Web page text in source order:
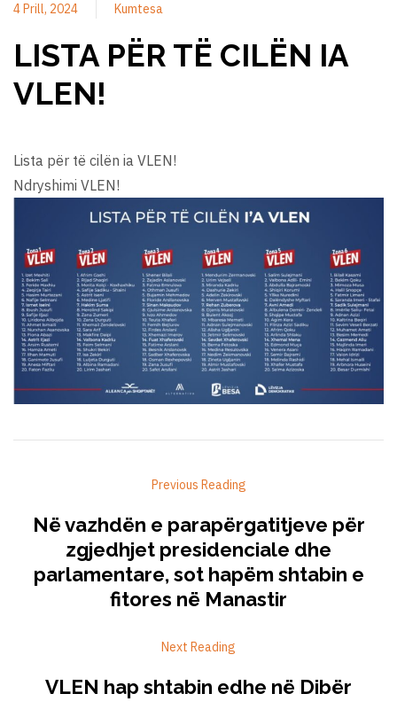
4 Prill, 2024 Kumtesa
LISTA PËR TË CILËN IA
VLEN!
Lista për të cilën ia VLEN!
Ndryshimi VLEN!
Previous Reading
Në vazhdën e parapërgatitjeve për
zgjedhjet presidenciale dhe
parlamentare, sot hapëm shtabin e
fitores në Manastir
Next Reading
VLEN hap shtabin edhe në Dibër